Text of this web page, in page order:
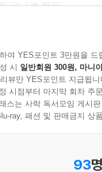
‘워크북 활동’
어 낸 생생한 관찰 에
는 생물들을 만나는
활동과 에그박사 영상
여 YES포인트 3만원을 드
시 일반회원 300원, 마니
뷰만 YES포인트 지급됩니
시점부터 마지막 회차 주
스는 사락 독서모임 게시
ray, 패션 및 판매금지 상
93